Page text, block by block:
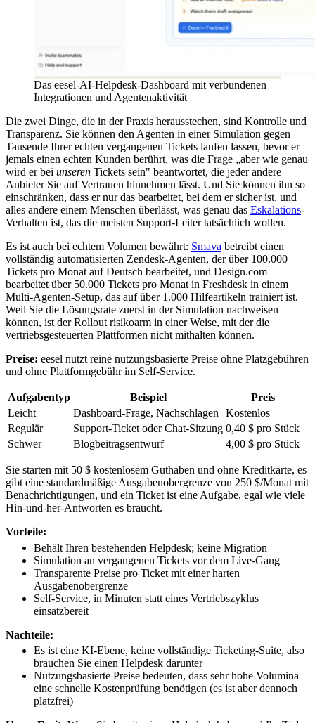
Das eesel-AI-Helpdesk-Dashboard mit verbundenen
Integrationen und Agentenaktivität
Die zwei Dinge, die in der Praxis herausstechen, sind Kontrolle und
Transparenz. Sie können den Agenten in einer Simulation gegen
Tausende Ihrer echten vergangenen Tickets laufen lassen, bevor er
jemals einen echten Kunden berührt, was die Frage „aber wie genau
wird er bei unseren Tickets sein" beantwortet, die jeder andere
Anbieter Sie auf Vertrauen hinnehmen lässt. Und Sie können ihn so
einschränken, dass er nur das bearbeitet, bei dem er sicher ist, und
alles andere einem Menschen überlässt, was genau das Eskalations-
Verhalten ist, das die meisten Support-Leiter tatsächlich wollen.
Es ist auch bei echtem Volumen bewährt: Smava betreibt einen
vollständig automatisierten Zendesk-Agenten, der über 100.000
Tickets pro Monat auf Deutsch bearbeitet, und Design.com
bearbeitet über 50.000 Tickets pro Monat in Freshdesk in einem
Multi-Agenten-Setup, das auf über 1.000 Hilfeartikeln trainiert ist.
Weil Sie die Lösungsrate zuerst in der Simulation nachweisen
können, ist der Rollout risikoarm in einer Weise, mit der die
vertriebsgesteuerten Plattformen nicht mithalten können.
Preise: eesel nutzt reine nutzungsbasierte Preise ohne Platzgebühren
und ohne Plattformgebühr im Self-Service.
Aufgabentyp Beispiel
Preis
Leicht
Dashboard-Frage, Nachschlagen
Kostenlos
Regulär
Support-Ticket oder Chat-Sitzung 0,40 $ pro Stück
Schwer
Blogbeitragsentwurf 4,00 $ pro Stück
Sie starten mit 50 $ kostenlosem Guthaben und ohne Kreditkarte, es
gibt eine standardmäßige Ausgabenobergrenze von 250 $/Monat mit
Benachrichtigungen, und ein Ticket ist eine Aufgabe, egal wie viele
Hin-und-her-Antworten es braucht.
Vorteile:
Behält Ihren bestehenden Helpdesk; keine Migration
Simulation an vergangenen Tickets vor dem Live-Gang
Transparente Preise pro Ticket mit einer harten
Ausgabenobergrenze
Self-Service, in Minuten statt eines Vertriebszyklus
einsatzbereit
Nachteile:
Es ist eine KI-Ebene, keine vollständige Ticketing-Suite, also
brauchen Sie einen Helpdesk darunter
Nutzungsbasierte Preise bedeuten, dass sehr hohe Volumina
eine schnelle Kostenprüfung benötigen (es ist aber dennoch
platzfrei)